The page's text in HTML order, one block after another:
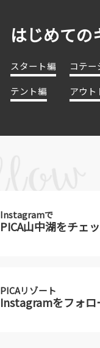
はじめての
スタート編
コテー
テント編
アウ
Instagramで
PICA山中湖をチェ
PICAリゾート
Instagramをフォロ